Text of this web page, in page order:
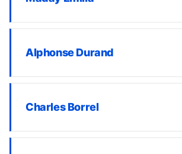
Alphonse Durand
Charles Borrel